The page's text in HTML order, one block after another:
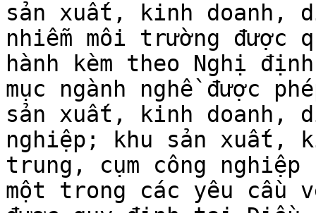
sản xuất, kinh doanh,
nhiễm môi trường
hành kèm theo Nghị
mục ngành nghề được
sản xuất, kinh doanh,
nghiệp; khu sản xuất,
trung, cụm công nghiệp
một trong các yêu cầu